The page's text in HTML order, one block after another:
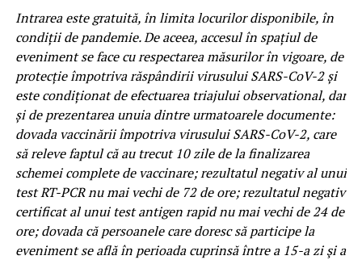
Intrarea este gratuită, în limita locurilor disponibile, în
condiții de pandemie. De aceea, accesul în spațiul de
eveniment se face cu respectarea măsurilor în vigoare, de
protecție împotriva răspândirii virusului SARS-CoV-2 și
este condiționat de efectuarea triajului observational, dar
și de prezentarea unuia dintre urmatoarele documente:
dovada vaccinării împotriva virusului SARS-CoV-2, care
să releve faptul că au trecut 10 zile de la finalizarea
schemei complete de vaccinare; rezultatul negativ al unui
test RT-PCR nu mai vechi de 72 de ore; rezultatul negativ
certificat al unui test antigen rapid nu mai vechi de 24 de
ore; dovada că persoanele care doresc să participe la
eveniment se află în perioada cuprinsă între a 15-a zi şi a